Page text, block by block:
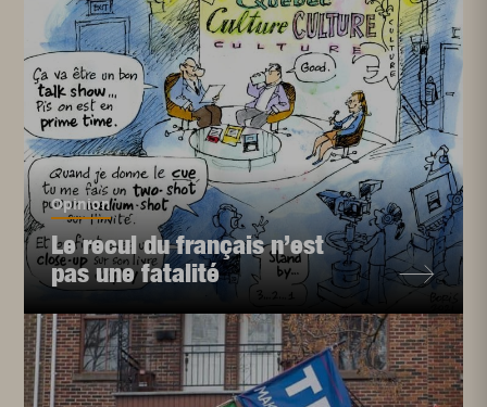
Opinion
Le recul du français n’est
pas une fatalité